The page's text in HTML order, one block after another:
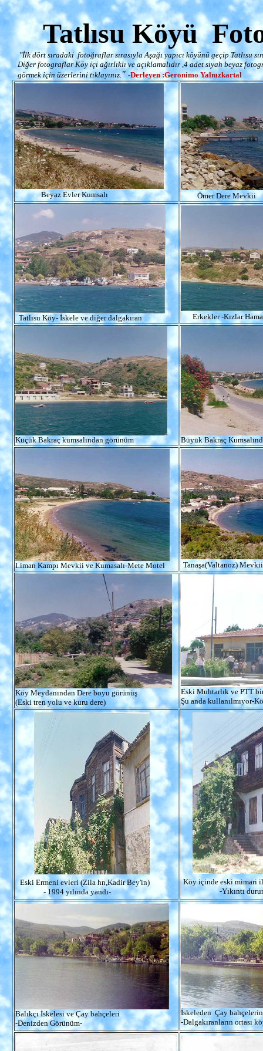
Tatlısu Köyü
"İlk dört sıradaki fotoğraflar sırasıyla Aşağı yapıcı köyünü geçip Tatlısu
Diğer fotograflar Köy içi ağırlıklı ve açıklamalıdır ,4 adet siyah beyaz
görmek için üzerlerini tıklayınız." -Derleyen :Geronimo Yalnızkartal
Beyaz Evler Kumsalı Ömer Dere Mevkii
Tatlısu Köy- İskele ve diğer dalgakıran Erkekler -Kızlar
Küçük Bakraç kumsalından görünüm Büyük Bakraç
Liman Kampı Mevkii ve Kumasalı-Mete Motel Tanaşa(Valtanoz)
Köy Meydanından Dere boyu görünüş
(Eski tren yolu ve kuru dere)
Eski Muhtarlık ve PTT
Şu anda kullanılmıyor-
Eski Ermeni evleri (Zila hn,Kadir Bey'in)
- 1994 yılında yandı-
Köy içinde eski mimari
-Yıkıntı
Balıkçı İskelesi ve Çay bahçeleri
-Denizden Görünüm-
İskeleden Çay
-Dalgakıranların ortası